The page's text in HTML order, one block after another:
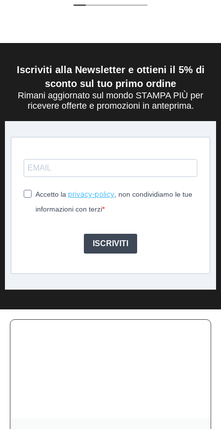
Iscriviti alla Newsletter e ottieni il 5% di
sconto sul tuo primo ordine
Rimani aggiornato sul mondo STAMPA PIÙ per
ricevere offerte e promozioni in anteprima.
Accetto la privacy-policy , non condividiamo le tue
informazioni con terzi
ISCRIVITI